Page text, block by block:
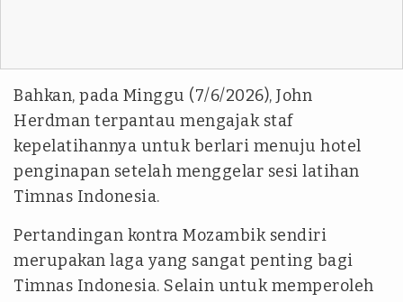
‎Bahkan, pada Minggu (7/6/2026), John
Herdman terpantau mengajak staf
kepelatihannya untuk berlari menuju hotel
penginapan setelah menggelar sesi latihan
Timnas Indonesia.
‎Pertandingan kontra Mozambik sendiri
merupakan laga yang sangat penting bagi
Timnas Indonesia. Selain untuk memperoleh